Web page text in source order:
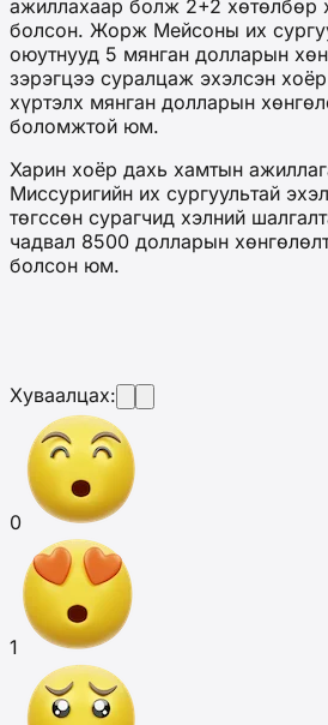
ажиллахаар болж 2+2 хөтөлбөр
болсон. Жорж Мейсоны их
оюутнууд 5 мянган долларын
зэрэгцээ суралцаж эхэлсэн
хүртэлх мянган долларын
боломжтой юм.
Харин хоёр дахь хамтын
Миссуригийн их сургуультай
төгссөн сурагчид хэлний
чадвал 8500 долларын
болсон юм.
Хуваалцах:
0
1